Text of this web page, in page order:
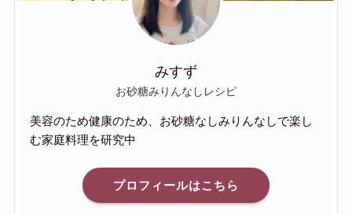
みすず
お砂糖みりんなしレシピ
美容のため健康のため、お砂糖なしみりんなしで楽し
む家庭料理を研究中
プロフィールはこちら